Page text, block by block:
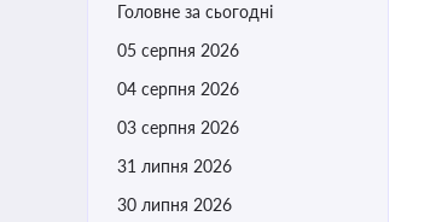
Головне за сьогодні
05 серпня 2026
04 серпня 2026
03 серпня 2026
31 липня 2026
30 липня 2026